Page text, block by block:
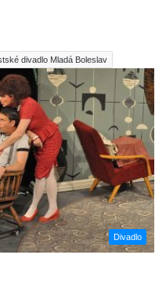
divadlo Mladá Boleslav
Divadlo